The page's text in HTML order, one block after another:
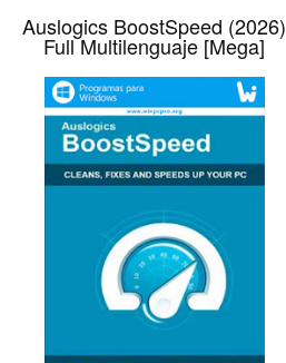
Auslogics BoostSpeed (2026)
Full Multilenguaje [Mega]